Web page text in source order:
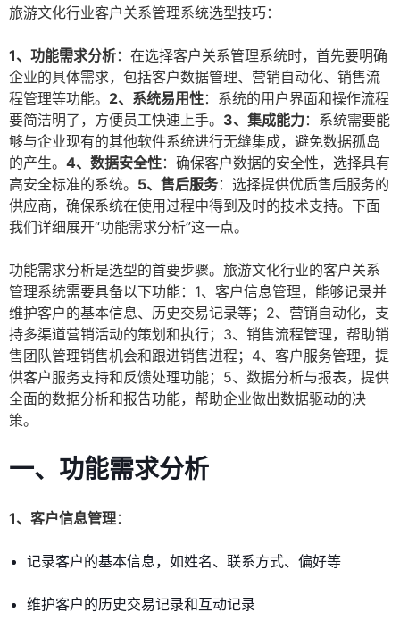
旅游文化行业客户关系管理系统选型技巧：
1、功能需求分析：在选择客户关系管理系统时，首先要明确
企业的具体需求，包括客户数据管理、营销自动化、销售流
程管理等功能。 2、系统易用性：系统的用户界面和操作流程
要简洁明了，方便员工快速上手。 3、集成能力：系统需要能
够与企业现有的其他软件系统进行无缝集成，避免数据孤岛
的产生。 4、数据安全性：确保客户数据的安全性，选择具有
高安全标准的系统。 5、售后服务：选择提供优质售后服务的
供应商，确保系统在使用过程中得到及时的技术支持。下面
我们详细展开“功能需求分析”这一点。
功能需求分析是选型的首要步骤。旅游文化行业的客户关系
管理系统需要具备以下功能：1、客户信息管理，能够记录并
维护客户的基本信息、历史交易记录等；2、营销自动化，支
持多渠道营销活动的策划和执行；3、销售流程管理，帮助销
售团队管理销售机会和跟进销售进程；4、客户服务管理，提
供客户服务支持和反馈处理功能；5、数据分析与报表，提供
全面的数据分析和报告功能，帮助企业做出数据驱动的决
策。
一、功能需求分析
1、客户信息管理：
记录客户的基本信息，如姓名、联系方式、偏好等
维护客户的历史交易记录和互动记录